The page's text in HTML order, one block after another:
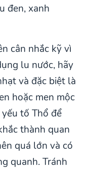
đen, xanh
cân nhắc kỹ vì
lu nước, hãy
và đặc biệt là
hoặc men mộc
tố Thổ để
thành quan
quá lớn và có
quanh. Tránh